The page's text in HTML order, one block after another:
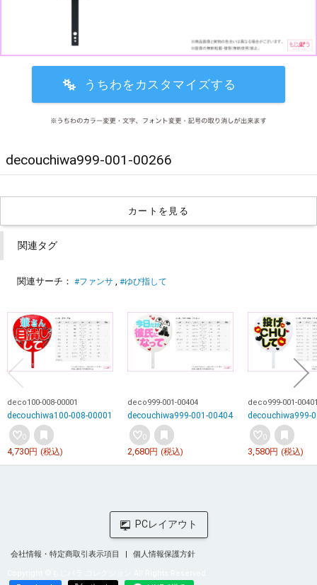
decouchiwa999-001-00266
カートを見る
関連タグ
関連サーチ： #ファンサ #ゆび指して
deco100-008-00001
decouchiwa100-008-00001
0
4,730円 (税込)
deco999-001-00404
decouchiwa999-001-00404
0
2,680円 (税込)
deco999-001-
decouchiwa999-
0
3,580円 (税込)
会社情報・特定商取引表示項目 個人情報保護方針